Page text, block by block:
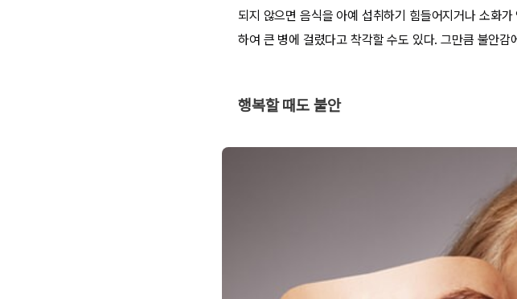
되지 않으면 음식을 아예 섭취하기 힘들어지거나 소화
하여 큰 병에 걸렸다고 착각할 수도 있다. 그만큼 불안
행복할 때도 불안